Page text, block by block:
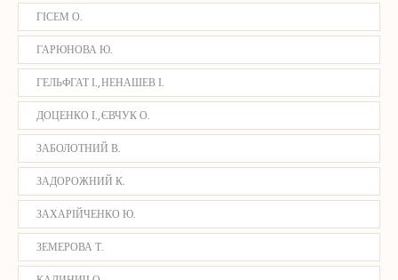
ГІСЕМ О.
ГАРЮНОВА Ю.
ГЕЛЬФГАТ І., НЕНАШЕВ І.
ДОЦЕНКО І., ЄВЧУК О.
ЗАБОЛОТНИЙ В.
ЗАДОРОЖНИЙ К.
ЗАХАРІЙЧЕНКО Ю.
ЗЕМЕРОВА Т.